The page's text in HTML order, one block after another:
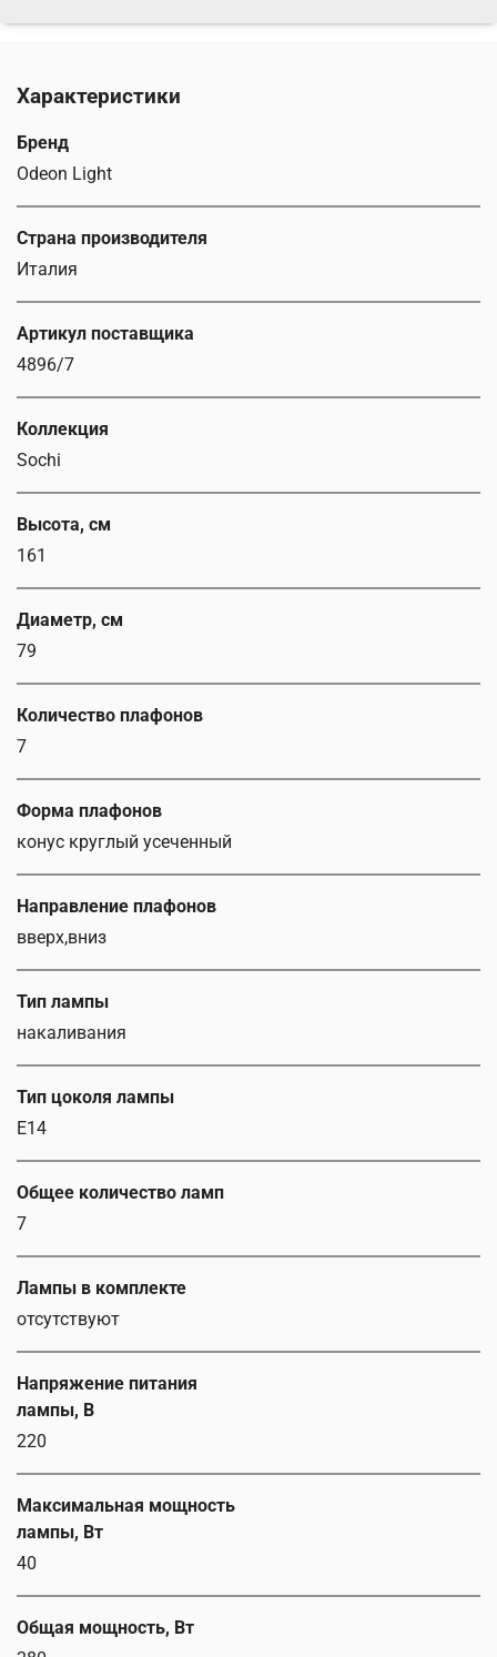
Характеристики
Бренд
Odeon Light
Страна производителя
Италия
Артикул поставщика
4896/7
Коллекция
Sochi
Высота, см
161
Диаметр, см
79
Количество плафонов
7
Форма плафонов
конус круглый усеченный
Направление плафонов
вверх,вниз
Тип лампы
накаливания
Тип цоколя лампы
E14
Общее количество ламп
7
Лампы в комплекте
отсутствуют
Напряжение питания
лампы, В
220
Максимальная мощность
лампы, Вт
40
Общая мощность, Вт